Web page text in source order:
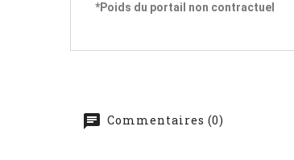
*Poids du portail non contractuel
Commentaires (0)